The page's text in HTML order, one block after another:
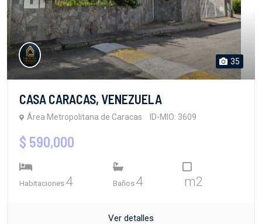
35
CASA CARACAS, VENEZUELA
Área Metropolitana de Caracas ID-MIO: 3609
$ 590,000
Habitaciones 4 Baños 4 m2
Ver detalles